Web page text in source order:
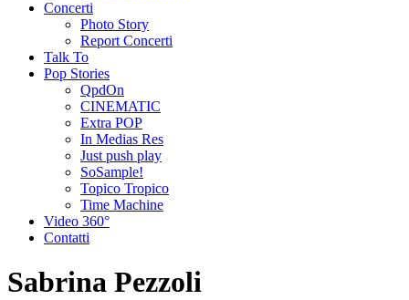
Concerti
Photo Story
Report Concerti
Talk To
Pop Stories
QpdOn
CINEMATIC
Extra POP
In Medias Res
Just push play
SoSample!
Topico Tropico
Time Machine
Video 360°
Contatti
Sabrina Pezzoli